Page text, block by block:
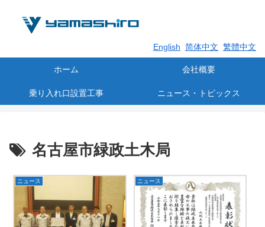
English 简体中文 繁體中文
ホーム 会社概要
乗り入れ口設置工事 ニュース・トピックス
名古屋市緑政土木局
ニュース ニュース